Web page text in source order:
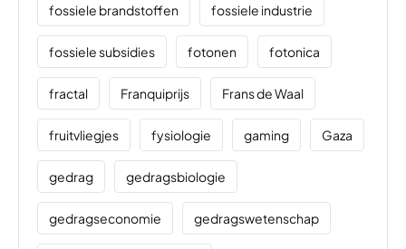
fossiele brandstoffen fossiele industrie
fossiele subsidies fotonen fotonica
fractal Franquiprijs Frans de Waal
fruitvliegjes fysiologie gaming Gaza
gedrag gedragsbiologie
gedragseconomie gedragswetenschap